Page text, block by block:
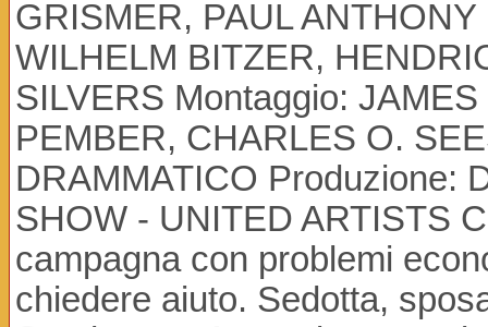
GRISMER, PAUL
WILHELM BITZER,
SILVERS Montaggio:
PEMBER, CHARLES O.
DRAMMATICO Produzione:
SHOW - UNITED ARTISTS
campagna con problemi
chiedere aiuto. Sedotta,